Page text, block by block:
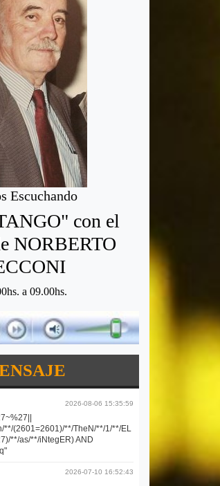
Escuchando
con el
NORBERTO
a 09.00hs.